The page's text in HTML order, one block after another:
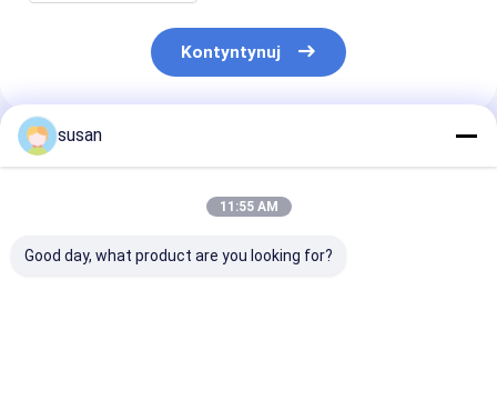
Kontyntynuj
Polecane Produkty
susan
11:55 AM
Good day, what product are you looking for?